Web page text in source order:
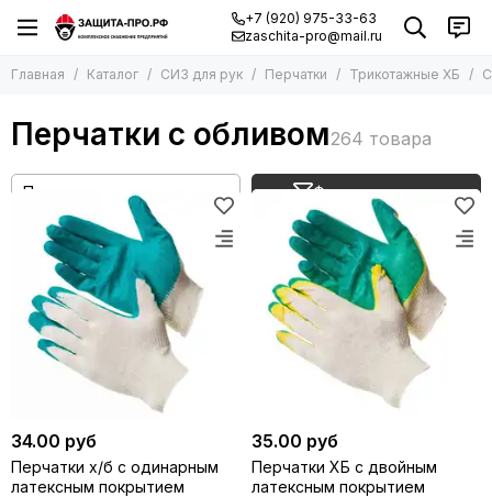
+7 (920) 975-33-63
zaschita-pro@mail.ru
Главная Каталог СИЗ для рук Перчатки Трикотажные ХБ
Перчатки с обливом
Фильтр товаров
34.00 руб
Перчатки х/б с одинарным
латексным покрытием
35.00 руб
Перчатки ХБ с двойным
латексным покрытием